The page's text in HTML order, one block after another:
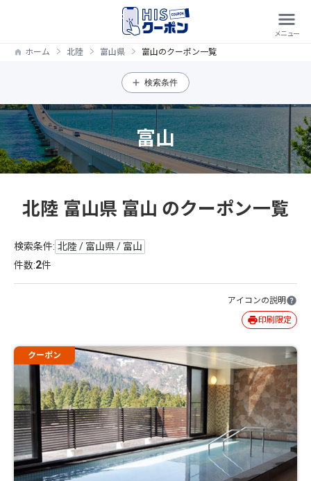
ホーム 北陸 富山県 富山のクーポン一覧
検索条件
富山
北陸 富山県 富山 のクーポン一覧
検索条件: 北陸 / 富山県 / 富山
件数:2件
アイコンの説明
印刷限定
クーポン